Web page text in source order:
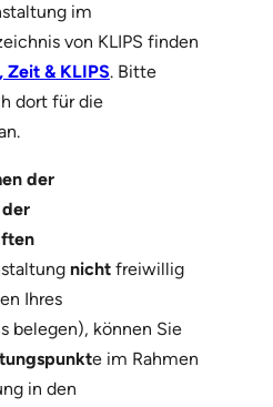
im
von KLIPS finden
Zeit & KLIPS. Bitte
dort für die
der
nicht freiwillig
Ihres
belegen), können Sie
e im Rahmen
in den